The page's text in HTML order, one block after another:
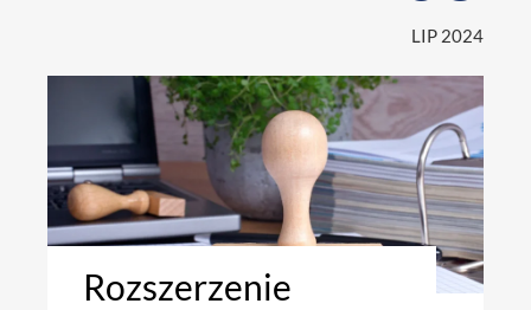
LIP 2024
Rozszerzenie